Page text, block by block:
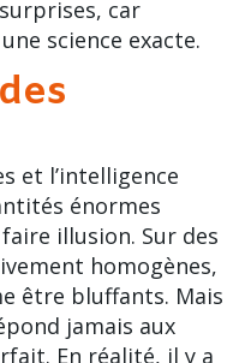
car
science exacte.
et l’intelligence
énormes
illusion. Sur des
homogènes,
être bluffants. Mais
jamais aux
En réalité, il y a